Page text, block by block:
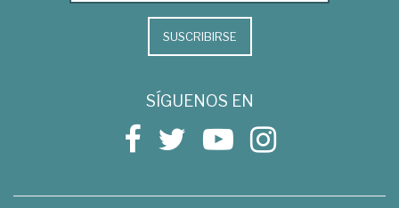
SUSCRIBIRSE
SÍGUENOS EN